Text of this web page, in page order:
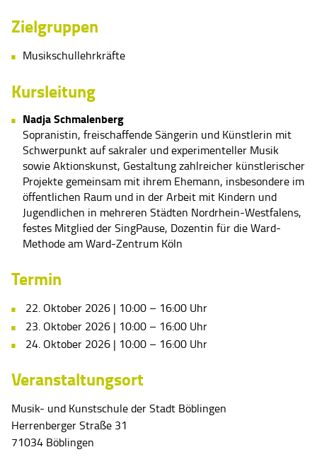
Zielgruppen
Musikschullehrkräfte
Kursleitung
Nadja Schmalenberg
Sopranistin, freischaffende Sängerin und Künstlerin mit
Schwerpunkt auf sakraler und experimenteller Musik
sowie Aktionskunst, Gestaltung zahlreicher künstlerischer
Projekte gemeinsam mit ihrem Ehemann, insbesondere im
öffentlichen Raum und in der Arbeit mit Kindern und
Jugendlichen in mehreren Städten Nordrhein-Westfalens,
festes Mitglied der SingPause, Dozentin für die Ward-
Methode am Ward-Zentrum Köln
Termin
22. Oktober 2026 | 10:00 – 16:00 Uhr
23. Oktober 2026 | 10:00 – 16:00 Uhr
24. Oktober 2026 | 10:00 – 16:00 Uhr
Veranstaltungsort
Musik- und Kunstschule der Stadt Böblingen
Herrenberger Straße 31
71034 Böblingen